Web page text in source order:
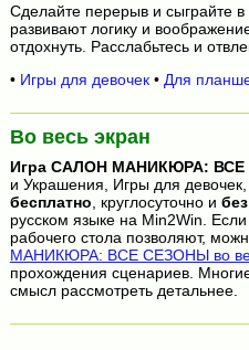
Сделайте перерыв и сыграйте в
развивают логику и
отдохнуть. Расслабьтесь и
• Игры для девочек• Для
Во весь экран
Игра САЛОН МАНИКЮРА:
и Украшения, Игры для
бесплатно, круглосуточно и
русском языке на Min2Win.
рабочего стола позволяют,
МАНИКЮРА: ВСЕ СЕЗОНЫ во
прохождения сценариев.
смысл рассмотреть детальнее.